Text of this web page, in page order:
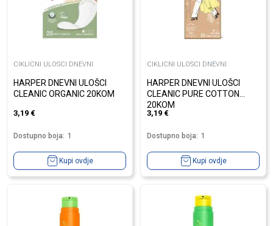
CIKLICNI ULOSCI DNEVNI
HARPER DNEVNI ULOŠCI
CLEANIC ORGANIC 20KOM
3,19 €
Dostupno boja: 1
Kupi ovdje
CIKLICNI ULOSCI DNEVNI
HARPER DNEVNI ULOŠCI
CLEANIC PURE COTTON
20KOM
3,19 €
Dostupno boja: 1
Kupi ovdje